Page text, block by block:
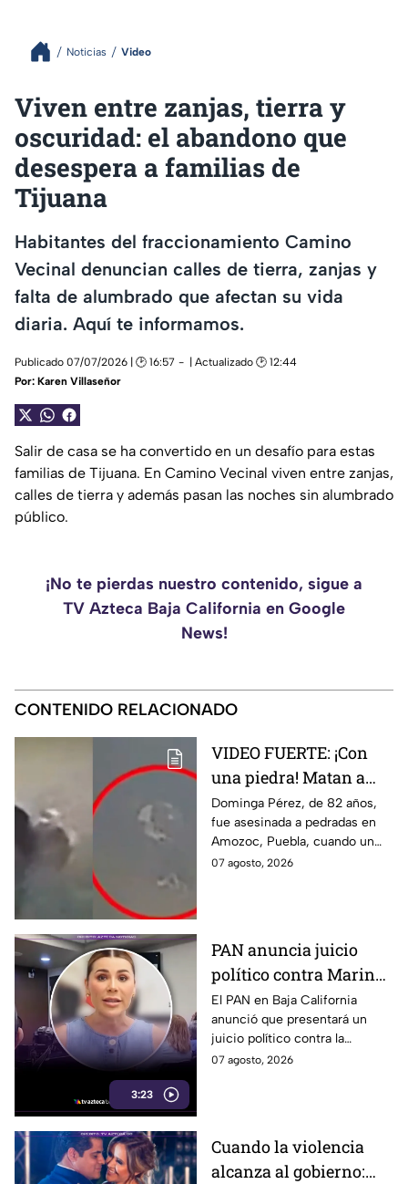
Noticias Video
Viven entre zanjas, tierra y
oscuridad: el abandono que
desespera a familias de
Tijuana
Habitantes del fraccionamiento Camino
Vecinal denuncian calles de tierra, zanjas y
falta de alumbrado que afectan su vida
diaria. Aquí te informamos.
Publicado 07/07/2026 | 🕑 16:57
| Actualizado 🕑 12:44
Por: Karen Villaseñor
Salir de casa se ha convertido en un desafío para estas
familias de Tijuana. En Camino Vecinal viven entre zanjas,
calles de tierra y además pasan las noches sin alumbrado
público.
¡No te pierdas nuestro contenido, sigue a
TV Azteca Baja California en Google
News!
CONTENIDO RELACIONADO
VIDEO FUERTE: ¡Con
una piedra! Matan a
vendedora de cemitas
de 82 años mientras iba
a su casa
Dominga Pérez, de 82 años,
fue asesinada a pedradas en
Amozoc, Puebla, cuando un
sujeto le robó los 90 pesos
07 agosto, 2026
3:23
PAN anuncia juicio
político contra Marina
del Pilar y la fiscal de
Baja California
El PAN en Baja California
anunció que presentará un
juicio político contra la
gobernadora y la fiscal del
07 agosto, 2026
Cuando la violencia
alcanza al gobierno: